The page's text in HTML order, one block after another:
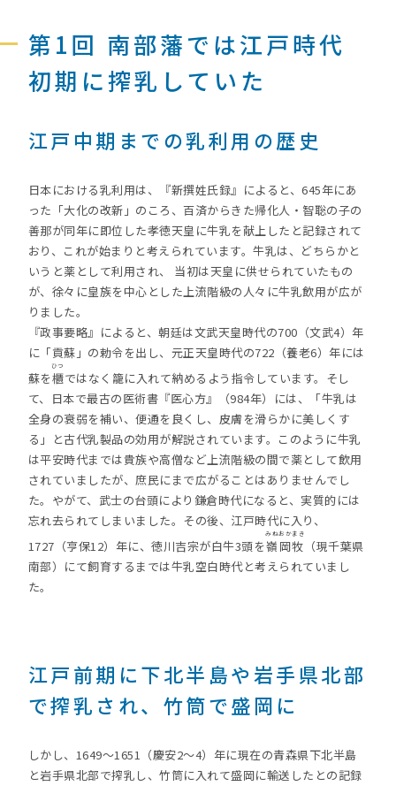
第1回 南部藩では江戸時代
初期に搾乳していた
江戸中期までの乳利用の歴史
日本における乳利用は、『新撰姓氏録』によると、645年にあ
った「大化の改新」のころ、百済からきた帰化人・智聡の子の
善那が同年に即位した孝徳天皇に牛乳を献上したと記録されて
おり、これが始まりと考えられています。牛乳は、どちらかと
いうと薬として利用され、 当初は天皇に供せられていたもの
が、徐々に皇族を中心とした上流階級の人々に牛乳飲用が広が
りました。
『政事要略』によると、朝廷は文武天皇時代の700（文武4）年
に「貢蘇」の勅令を出し、元正天皇時代の722（養老6）年には
蘇を櫃
ひつ
ではなく籠に入れて納めるよう指令しています。そし
て、日本で最古の医術書『医心方』（984年）には、「牛乳は
全身の衰弱を補い、便通を良くし、皮膚を滑らかに美しくす
る」と古代乳製品の効用が解説されています。このように牛乳
は平安時代までは貴族や高僧など上流階級の間で薬として飲用
されていましたが、庶民にまで広がることはありませんでし
た。やがて、武士の台頭により鎌倉時代になると、実質的には
忘れ去られてしまいました。その後、江戸時代に入り、
1727（亨保12）年に、徳川吉宗が白牛3頭を嶺岡牧
みねおかまき
（現千葉県
南部）にて飼育するまでは牛乳空白時代と考えられていまし
た。
江戸前期に下北半島や岩手県北部
で搾乳され、竹筒で盛岡に
しかし、1649～1651（慶安2～4）年に現在の青森県下北半島
と岩手県北部で搾乳し、竹筒に入れて盛岡に輸送したとの記録